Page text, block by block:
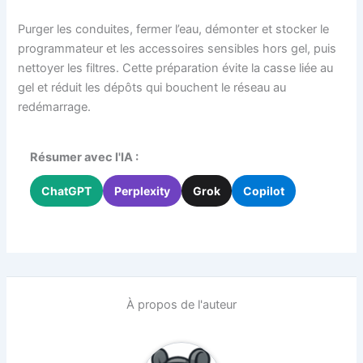
Purger les conduites, fermer l’eau, démonter et stocker le
programmateur et les accessoires sensibles hors gel, puis
nettoyer les filtres. Cette préparation évite la casse liée au
gel et réduit les dépôts qui bouchent le réseau au
redémarrage.
Résumer avec l'IA :
ChatGPT Perplexity Grok Copilot
À propos de l'auteur